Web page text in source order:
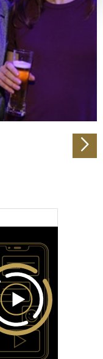
Daten
Präferenzen im
Anzeigen zu
Medien anbieten
Website zu
zu Ihrer
Partner für
weiter. Unsere
mit